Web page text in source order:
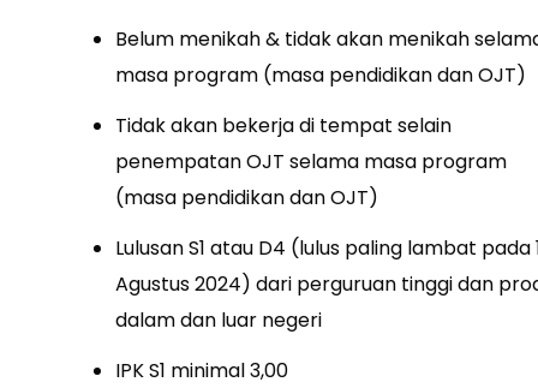
Belum menikah & tidak akan menikah
masa program (masa pendidikan dan OJT)
Tidak akan bekerja di tempat selain
penempatan OJT selama masa program
(masa pendidikan dan OJT)
Lulusan S1 atau D4 (lulus paling lambat pada
Agustus 2024) dari perguruan tinggi dan
dalam dan luar negeri
IPK S1 minimal 3,00